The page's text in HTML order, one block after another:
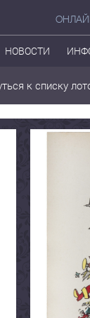
НОВОСТИ
к списку